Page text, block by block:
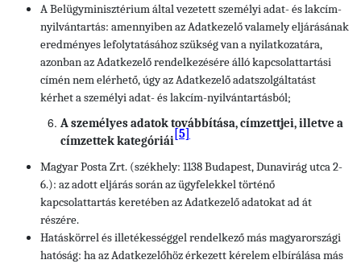
A Belügyminisztérium által vezetett személyi adat- és lakcím-
nyilvántartás: amennyiben az Adatkezelő valamely eljárásának
eredményes lefolytatásához szükség van a nyilatkozatára,
azonban az Adatkezelő rendelkezésére álló kapcsolattartási
címén nem elérhető, úgy az Adatkezelő adatszolgáltatást
kérhet a személyi adat- és lakcím-nyilvántartásból;
A személyes adatok továbbítása, címzettjei, illetve a
címzettek kategóriái
[5]
Magyar Posta Zrt. (székhely: 1138 Budapest, Dunavirág utca 2-
6.): az adott eljárás során az ügyfelekkel történő
kapcsolattartás keretében az Adatkezelő adatokat ad át
részére.
Hatáskörrel és illetékességgel rendelkező más magyarországi
hatóság: ha az Adatkezelőhöz érkezett kérelem elbírálása más